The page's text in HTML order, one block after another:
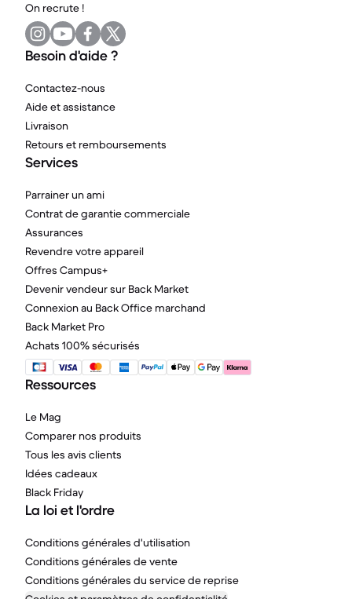
On recrute !
Besoin d'aide ?
Contactez-nous
Aide et assistance
Livraison
Retours et remboursements
Services
Parrainer un ami
Contrat de garantie commerciale
Assurances
Revendre votre appareil
Offres Campus+
Devenir vendeur sur Back Market
Connexion au Back Office marchand
Back Market Pro
Achats 100% sécurisés
Ressources
Le Mag
Comparer nos produits
Tous les avis clients
Idées cadeaux
Black Friday
La loi et l'ordre
Conditions générales d'utilisation
Conditions générales de vente
Conditions générales du service de reprise